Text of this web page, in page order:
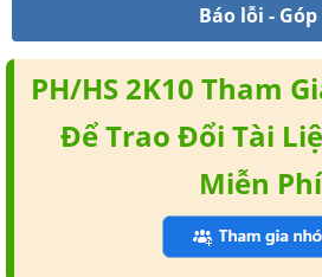
Báo lỗi - Góp
PH/HS 2K10 Tham
Để Trao Đổi Tài
Miễn